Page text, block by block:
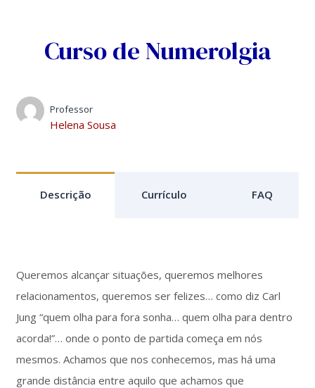
Curso de Numerolgia
Professor
Helena Sousa
Descrição Currículo FAQ
Queremos alcançar situações, queremos melhores
relacionamentos, queremos ser felizes… como diz Carl
Jung “quem olha para fora sonha… quem olha para dentro
acorda!”… onde o ponto de partida começa em nós
mesmos. Achamos que nos conhecemos, mas há uma
grande distância entre aquilo que achamos que